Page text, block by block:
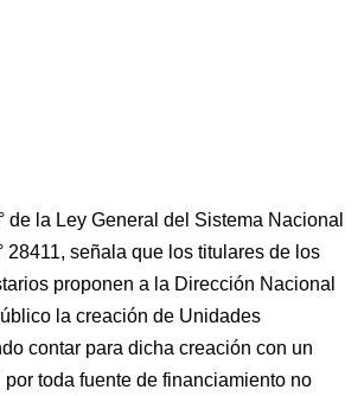
de la Ley General del Sistema Nacional
28411, señala que los titulares de los
proponen a la Dirección Nacional
la creación de Unidades
contar para dicha creación con un
toda fuente de financiamiento no